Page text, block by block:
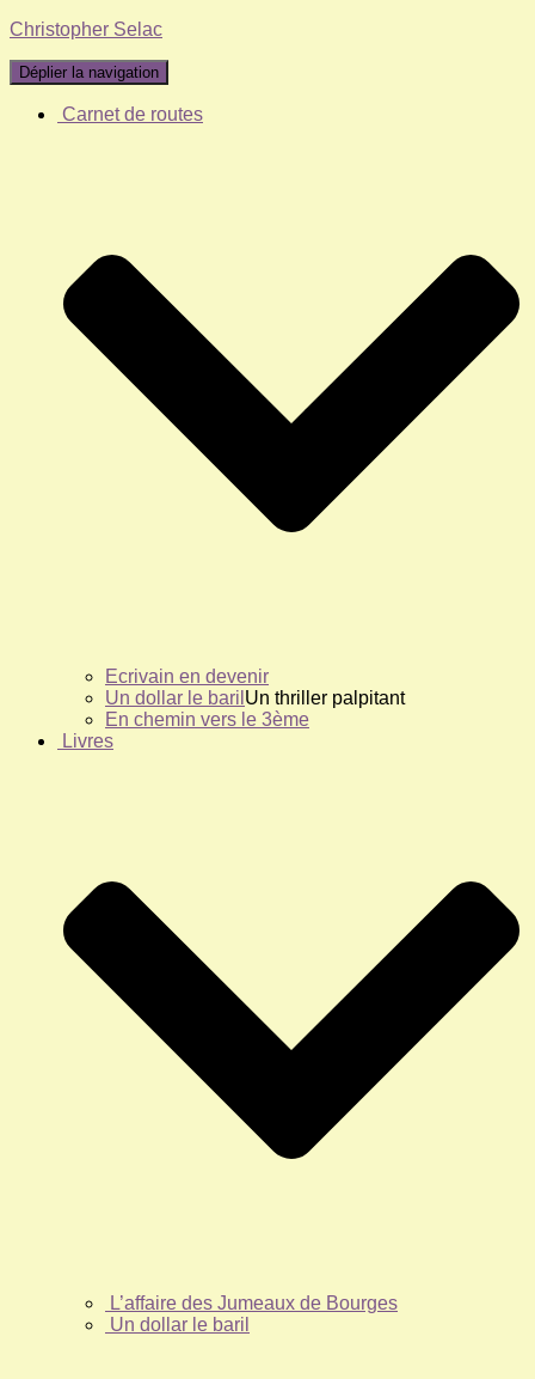
Christopher Selac
Déplier la navigation
Carnet de routes
Ecrivain en devenir
Un dollar le baril Un thriller palpitant
En chemin vers le 3ème
Livres
L’affaire des Jumeaux de Bourges
Un dollar le baril